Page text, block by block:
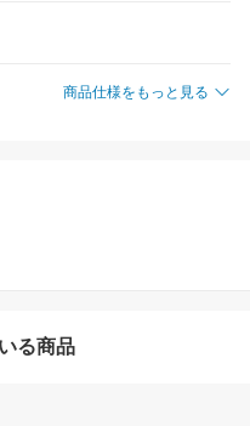
商品仕様をもっと見る
る商品